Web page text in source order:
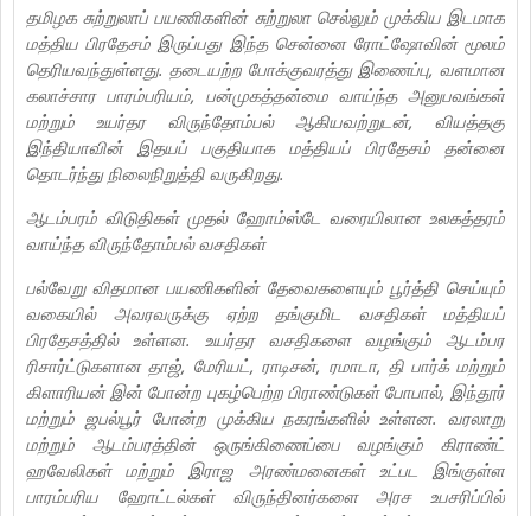
தமிழக சுற்றுலாப் பயணிகளின் சுற்றுலா செல்லும் முக்கிய இடமாக
மத்திய பிரதேசம் இருப்பது இந்த சென்னை ரோட்ஷோவின் மூலம்
தெரியவந்துள்ளது. தடையற்ற போக்குவரத்து இணைப்பு, வளமான
கலாச்சார பாரம்பரியம், பன்முகத்தன்மை வாய்ந்த அனுபவங்கள்
மற்றும் உயர்தர விருந்தோம்பல் ஆகியவற்றுடன், வியத்தகு
இந்தியாவின் இதயப் பகுதியாக மத்தியப் பிரதேசம் தன்னை
தொடர்ந்து நிலைநிறுத்தி வருகிறது.
ஆடம்பரம் விடுதிகள் முதல் ஹோம்ஸ்டே வரையிலான உலகத்தரம்
வாய்ந்த விருந்தோம்பல் வசதிகள்
பல்வேறு விதமான பயணிகளின் தேவைகளையும் பூர்த்தி செய்யும்
வகையில் அவரவருக்கு ஏற்ற தங்குமிட வசதிகள் மத்தியப்
பிரதேசத்தில் உள்ளன. உயர்தர வசதிகளை வழங்கும் ஆடம்பர
ரிசார்ட்டுகளான தாஜ், மேரியட், ராடிசன், ரமாடா, தி பார்க் மற்றும்
கிளாரியன் இன் போன்ற புகழ்பெற்ற பிராண்டுகள் போபால், இந்தூர்
மற்றும் ஜபல்பூர் போன்ற முக்கிய நகரங்களில் உள்ளன. வரலாறு
மற்றும் ஆடம்பரத்தின் ஒருங்கிணைப்பை வழங்கும் கிராண்ட்
ஹவேலிகள் மற்றும் இராஜ அரண்மனைகள் உட்பட இங்குள்ள
பாரம்பரிய ஹோட்டல்கள் விருந்தினர்களை அரச உபசரிப்பில்